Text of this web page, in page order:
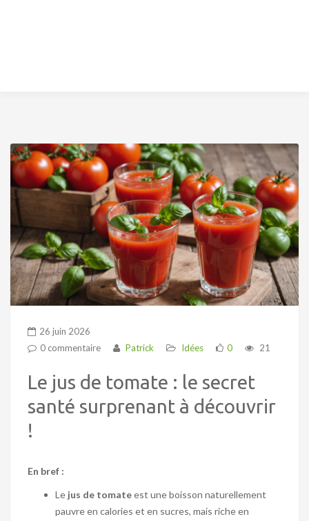
26 juin 2026
0 commentaire
Patrick Idées 0 21
Le jus de tomate : le secret
santé surprenant à découvrir
!
En bref :
Le jus de tomateest une boisson naturellement
pauvre en calories et en sucres, mais riche en